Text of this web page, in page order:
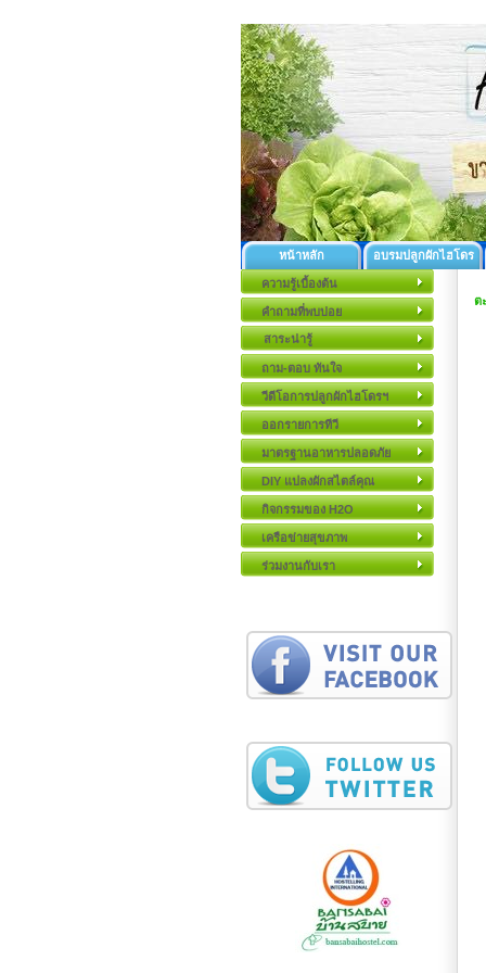
หน้าหลัก อบรมปลูกผักไฮโดร
ความรู้เบื้องต้น
คำถามที่พบบ่อย
สาระน่ารู้
ถาม-ตอบ ทันใจ
วีดีโอการปลูกผักไฮโดรฯ
ออกรายการทีวี
มาตรฐานอาหารปลอดภัย
DIY แปลงผักสไตล์คุณ
กิจกรรมของ H2O
เครือข่ายสุขภาพ
ร่วมงานกับเรา
ต